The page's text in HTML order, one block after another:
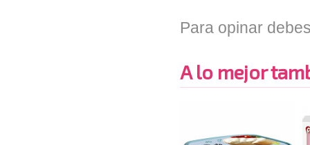
Para opinar
A lo mejor